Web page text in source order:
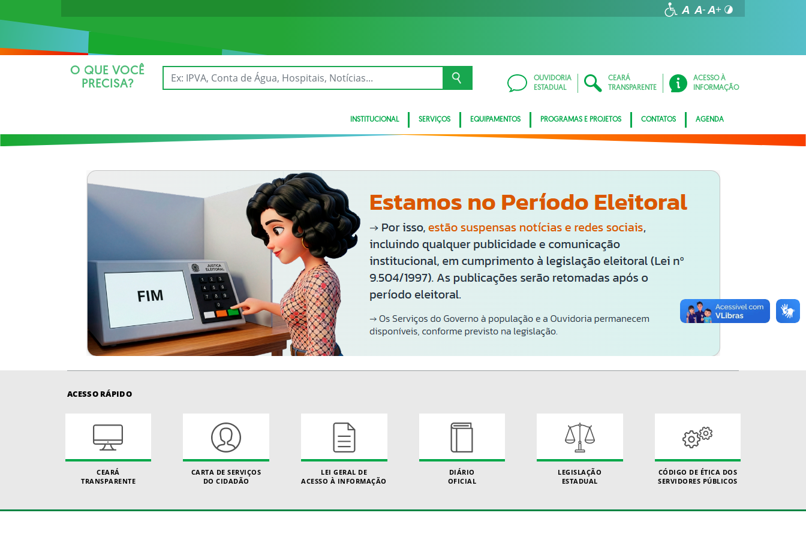
O QUE VOCÊ
PRECISA?
OUVIDORIA
ESTADUAL
CEARÁ
TRANSPARENTE
ACESSO À
INFORMAÇÃO
INSTITUCIONAL SERVIÇOS EQUIPAMENTOS PROGRAMAS E PROJETOS CONTATOS AGENDA
ACESSO RÁPIDO
CEARÁ
TRANSPARENTE
CARTA DE SERVIÇOS
DO CIDADÃO
LEI GERAL DE
ACESSO À INFORMAÇÃO
DIÁRIO
OFICIAL
LEGISLAÇÃO
ESTADUAL
CÓDIGO DE ÉTICA DOS
SERVIDORES PÚBLICOS